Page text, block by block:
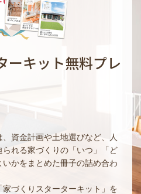
ーキット無料プレ
資金計画や土地選びなど、人
れる家づくりの「いつ」「ど
かをまとめた冊子の詰め合わ
づくりスターターキット」を